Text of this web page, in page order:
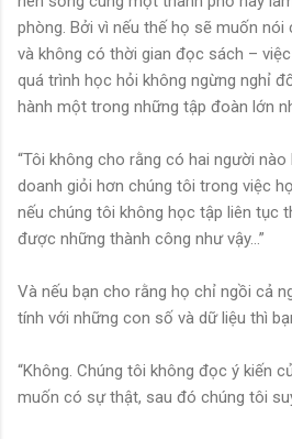
phòng. Bởi vì nếu thế họ sẽ muốn nói
và không có thời gian đọc sách –
quá trình học hỏi không ngừng nghỉ
hành một trong những tập đoàn lớn
“Tôi không cho rằng có hai người
doanh giỏi hơn chúng tôi trong việc
nếu chúng tôi không học tập liên tục
được những thành công như vậy…”
Và nếu bạn cho rằng họ chỉ ngồi cả
tính với những con số và dữ liệu thì
“Không. Chúng tôi không đọc ý kiến
muốn có sự thật, sau đó chúng tôi